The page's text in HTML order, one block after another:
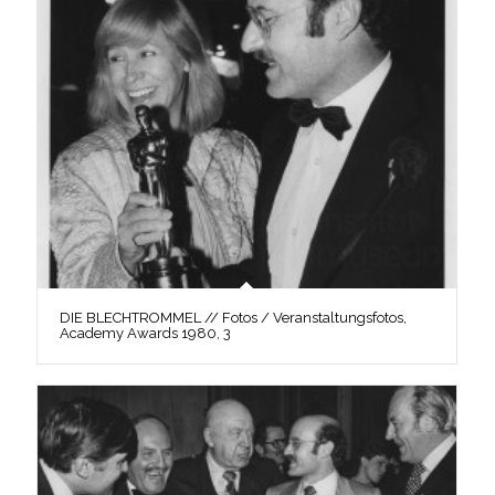
DIE BLECHTROMMEL // Fotos / Veranstaltungsfotos,
Academy Awards 1980, 3